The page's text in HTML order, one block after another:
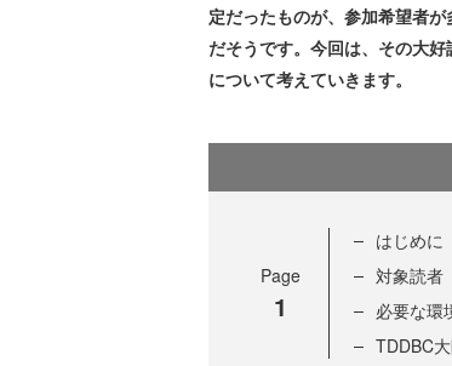
定だったものが、参加希望者
だそうです。今回は、その大
について考えていきます。
Page
1
はじめに
対象読者
必要な環
TDDBC